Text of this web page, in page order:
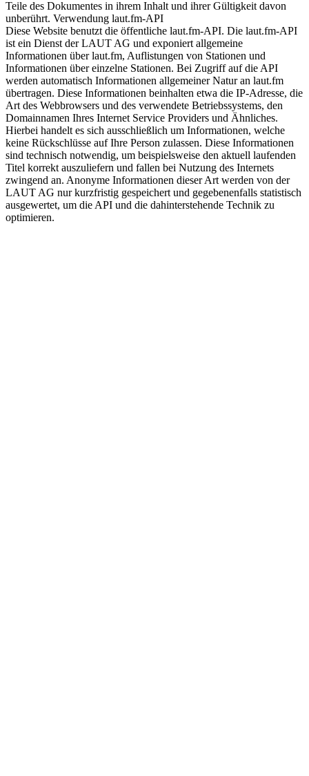
Teile des Dokumentes in ihrem Inhalt und ihrer Gültigkeit davon
unberührt. Verwendung laut.fm-API
Diese Website benutzt die öffentliche laut.fm-API. Die laut.fm-API
ist ein Dienst der LAUT AG und exponiert allgemeine
Informationen über laut.fm, Auflistungen von Stationen und
Informationen über einzelne Stationen. Bei Zugriff auf die API
werden automatisch Informationen allgemeiner Natur an laut.fm
übertragen. Diese Informationen beinhalten etwa die IP-Adresse, die
Art des Webbrowsers und des verwendete Betriebssystems, den
Domainnamen Ihres Internet Service Providers und Ähnliches.
Hierbei handelt es sich ausschließlich um Informationen, welche
keine Rückschlüsse auf Ihre Person zulassen. Diese Informationen
sind technisch notwendig, um beispielsweise den aktuell laufenden
Titel korrekt auszuliefern und fallen bei Nutzung des Internets
zwingend an. Anonyme Informationen dieser Art werden von der
LAUT AG nur kurzfristig gespeichert und gegebenenfalls statistisch
ausgewertet, um die API und die dahinterstehende Technik zu
optimieren.